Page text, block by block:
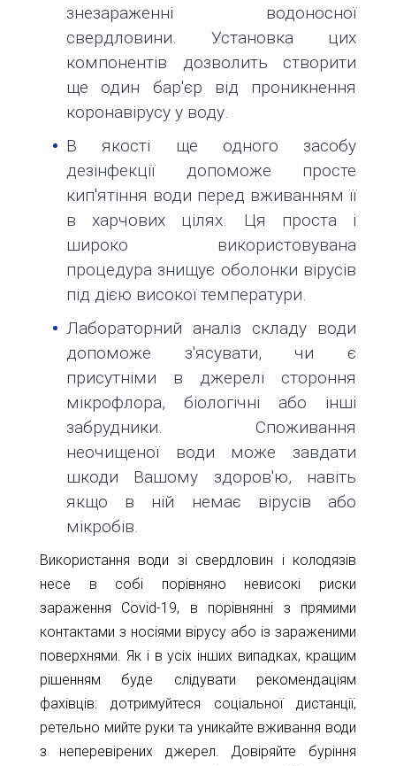
знезараженні водоносної
свердловини. Установка цих
компонентів дозволить створити
ще один бар'єр від проникнення
коронавірусу у воду.
В якості ще одного засобу
дезінфекції допоможе просте
кип'ятіння води перед вживанням її
в харчових цілях. Ця проста і
широко використовувана
процедура знищує оболонки вірусів
під дією високої температури.
Лабораторний аналіз складу води
допоможе з'ясувати, чи є
присутніми в джерелі стороння
мікрофлора, біологічні або інші
забрудники. Споживання
неочищеної води може завдати
шкоди Вашому здоров'ю, навіть
якщо в ній немає вірусів або
мікробів.
Використання води зі свердловин і колодязів
несе в собі порівняно невисокі риски
зараження Covid-19, в порівнянні з прямими
контактами з носіями вірусу або із зараженими
поверхнями. Як і в усіх інших випадках, кращим
рішенням буде слідувати рекомендаціям
фахівців: дотримуйтеся соціальної дистанції,
ретельно мийте руки та уникайте вживання води
з неперевірених джерел. Довіряйте буріння